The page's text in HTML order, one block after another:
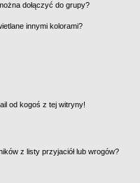
dołączyć do grupy?
innymi kolorami?
od kogoś z tej witryny!
z listy przyjaciół lub wrogów?